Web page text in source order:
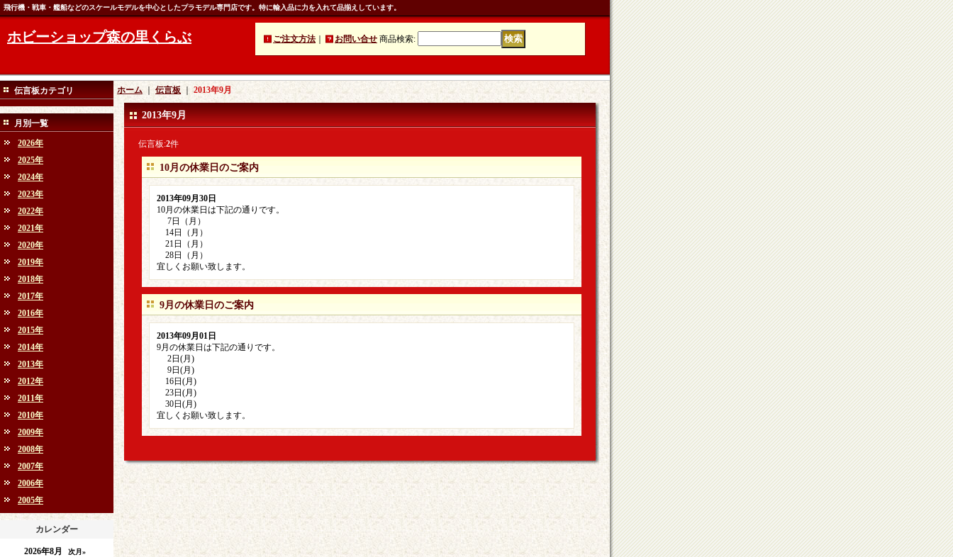
飛行機・戦車・艦船などのスケールモデルを中心としたプラモデル専門店です。特に輸入品に力を入れて品揃えしています。
ホビーショップ森の里くらぶ ご注文方法 お問い合せ 商品検索:
伝言板カテゴリ
月別一覧
2026年
2025年
2024年
2023年
2022年
2021年
2020年
2019年
2018年
2017年
2016年
2015年
2014年
2013年
2012年
2011年
2010年
2009年
2008年
2007年
2006年
2005年
カレンダー
2026年8月 次月»
ホーム 伝言板 ｜2013年9月
2013年9月
伝言板:2件
10月の休業日のご案内
2013年09月30日
10月の休業日は下記の通りです。
7日（月）
14日（月）
21日（月）
28日（月）
宜しくお願い致します。
9月の休業日のご案内
2013年09月01日
9月の休業日は下記の通りです。
2日(月)
9日(月)
16日(月)
23日(月)
30日(月)
宜しくお願い致します。